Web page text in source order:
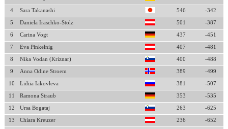
4 Sara Takanashi 546 -342
5 Daniela Iraschko-Stolz 501 -387
6 Carina Vogt 437 -451
7 Eva Pinkelnig 407 -481
8 Nika Vodan (Kriznar) 400 -488
9 Anna Odine Stroem 389 -499
10 Lidiia Iakovleva 381 -507
11 Ramona Straub 353 -535
12 Ursa Bogataj 263 -625
13 Chiara Kreuzer 236 -652